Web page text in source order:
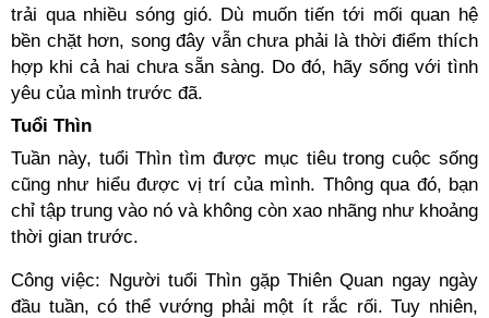
trải qua nhiều sóng gió. Dù muốn tiến tới mối quan hệ
bền chặt hơn, song đây vẫn chưa phải là thời điểm thích
hợp khi cả hai chưa sẵn sàng. Do đó, hãy sống với tình
yêu của mình trước đã.
Tuổi Thìn
Tuần này, tuổi Thìn tìm được mục tiêu trong cuộc sống
cũng như hiểu được vị trí của mình. Thông qua đó, bạn
chỉ tập trung vào nó và không còn xao nhãng như khoảng
thời gian trước.
Công việc: Người tuổi Thìn gặp Thiên Quan ngay ngày
đầu tuần, có thể vướng phải một ít rắc rối. Tuy nhiên,